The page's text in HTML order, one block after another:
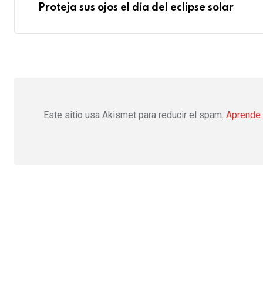
Proteja sus ojos el día del eclipse solar
Este sitio usa Akismet para reducir el spam.